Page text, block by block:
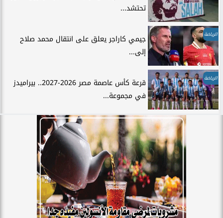
تحتشد...
الرياضة
جيمي كاراجر يعلق على انتقال محمد صلاح
إلى...
الرياضة
قرعة كأس عاصمة مصر 2026-2027.. بيراميدز
في مجموعة...